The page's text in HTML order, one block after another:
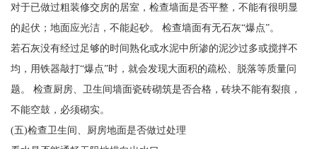
对于已做过粗装修交房的居室，检查墙面是否平整，不能有很明显
的起伏；地面应光洁，不能起砂。 检查墙面有无石灰“爆点”。
若石灰没有经过足够的时间熟化或水泥中所渗的泥沙过多或搅拌不
均，用铁器敲打“爆点”时，就会发现大面积的疏松、脱落等质量问
题。 检查厨房、卫生间墙面瓷砖砌筑是否合格，砖块不能有裂痕，
不能空鼓，必须砌实。
(五)检查卫生间、厨房地面是否做过处理